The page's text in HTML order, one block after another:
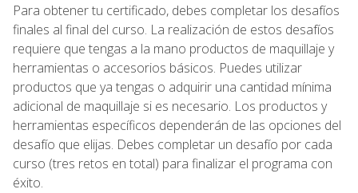
Para obtener tu certificado, debes completar los desafíos
finales al final del curso. La realización de estos desafíos
requiere que tengas a la mano productos de maquillaje y
herramientas o accesorios básicos. Puedes utilizar
productos que ya tengas o adquirir una cantidad mínima
adicional de maquillaje si es necesario. Los productos y
herramientas específicos dependerán de las opciones del
desafío que elijas. Debes completar un desafío por cada
curso (tres retos en total) para finalizar el programa con
éxito.